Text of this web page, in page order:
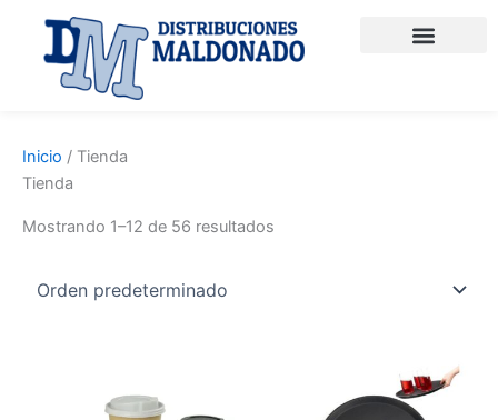
contenido
Inicio / Tienda
Tienda
Mostrando 1–12 de 56 resultados